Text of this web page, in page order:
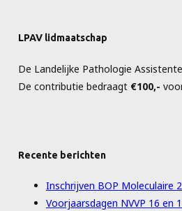
LPAV lidmaatschap
De Landelijke Pathologie
De contributie bedraagt €100,-
Recente berichten
Inschrijven BOP Moleculaire
Voorjaarsdagen NVVP 16 en